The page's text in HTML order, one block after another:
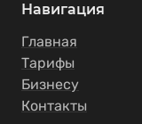
Навигация
Главная
Тарифы
Бизнесу
Контакты